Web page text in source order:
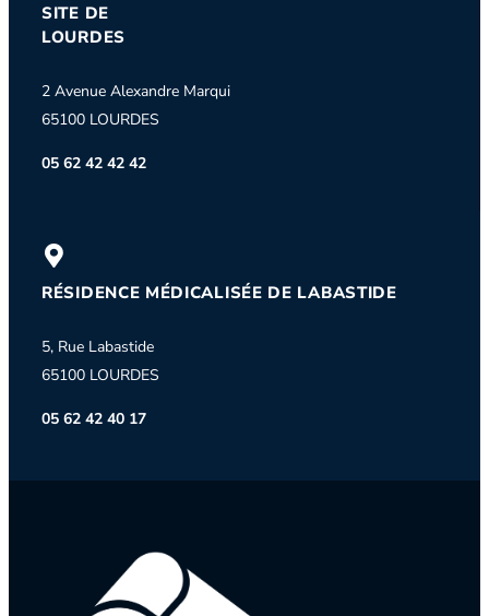
SITE DE
LOURDES
2 Avenue Alexandre Marqui
65100 LOURDES
05 62 42 42 42
RÉSIDENCE MÉDICALISÉE DE LABASTIDE
5, Rue Labastide
65100 LOURDES
05 62 42 40 17